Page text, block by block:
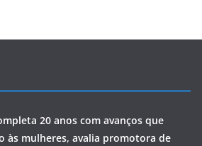
20 anos com avanços que
às mulheres, avalia promotora de